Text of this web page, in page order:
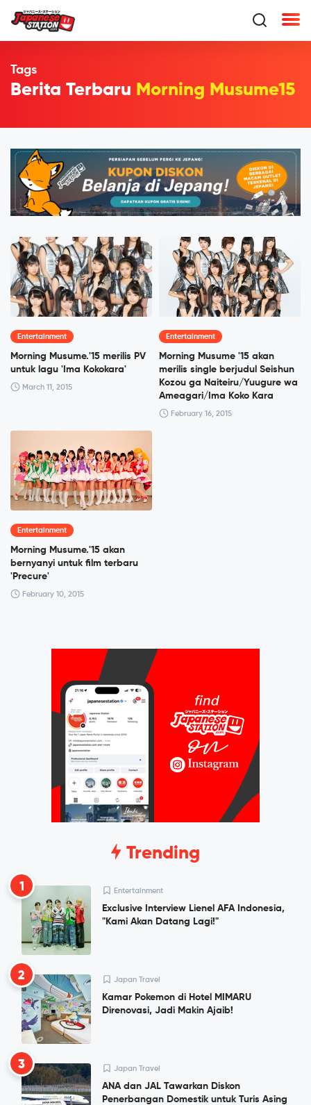
Tags
Berita Terbaru Morning Musume15
Entertainment
Morning Musume.'15 merilis PV
untuk lagu 'Ima Kokokara'
March 11, 2015
Entertainment
Morning Musume '15 akan
merilis single berjudul Seishun
Kozou ga Naiteiru/Yuugure wa
Ameagari/Ima Koko Kara
February 16, 2015
Entertainment
Morning Musume.'15 akan
bernyanyi untuk film terbaru
'Precure'
February 10, 2015
Trending
1 Entertainment
Exclusive Interview Lienel AFA Indonesia,
"Kami Akan Datang Lagi!"
2 Japan Travel
Kamar Pokemon di Hotel MIMARU
Direnovasi, Jadi Makin Ajaib!
3 Japan Travel
ANA dan JAL Tawarkan Diskon
Penerbangan Domestik untuk Turis Asing